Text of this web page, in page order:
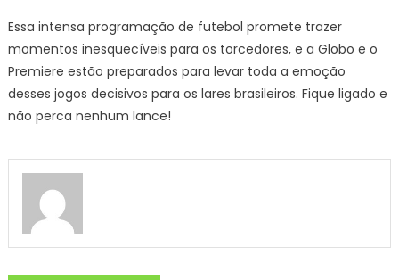
Essa intensa programação de futebol promete trazer
momentos inesquecíveis para os torcedores, e a Globo e o
Premiere estão preparados para levar toda a emoção
desses jogos decisivos para os lares brasileiros. Fique ligado e
não perca nenhum lance!